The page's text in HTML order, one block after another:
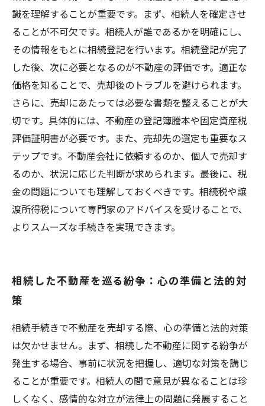
売却の流れ
識を理解することが重要です。まず、相続人を確定させ
ることが不可欠です。相続人が誰であるかを明確にし、
その情報をもとに相続登記を行います。相続登記が完了
した後、次に必要となるのが不動産の評価です。適正な
価格を知ることで、売却後のトラブルを避けられます。
さらに、売却にあたっては必要な書類を整えることが大
切です。具体的には、不動産の登記簿謄本や固定資産税
評価証明書が必要です。また、売却先の選定も重要なス
テップです。不動産会社に依頼するのか、個人で売却す
るのか、状況に応じた判断が求められます。最後に、税
金の問題についても理解しておくべきです。相続税や譲
渡所得税について専門家のアドバイスを受けることで、
よりスムーズな手続きを実現できます。
相続した不動産を巡る紛争：心の準備と法的対
策
相続手続きで不動産を売却する際、心の準備と法的対策
は欠かせません。まず、相続した不動産に関する紛争が
発生する場合、事前に状況を把握し、適切な対策を講じ
ることが重要です。相続人の間で意見が異なることは珍
しくなく、感情的な対立が法律上の問題に発展すること